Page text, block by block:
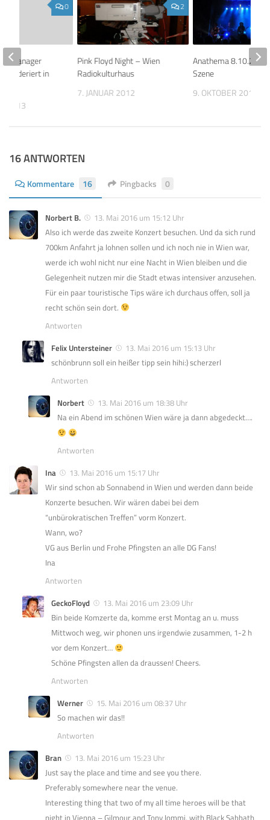
2
Pink Floyd Night – Wien
Radiokulturhaus
7. JANUAR 2012
Anathema 8.10.2012
Szene
9. OKTOBER 2012
0
Manager
moderiert in
2013
16 ANTWORTEN
Kommentare 16 Pingbacks 0
Norbert B.
13. Mai 2016 um 15:12 Uhr
Also ich werde das zweite Konzert besuchen. Und da sich rund
700km Anfahrt ja lohnen sollen und ich noch nie in Wien war,
werde ich wohl nicht nur eine Nacht in Wien bleiben und die
Gelegenheit nutzen mir die Stadt etwas intensiver anzusehen.
Für ein paar touristische Tips wäre ich durchaus offen, soll ja
recht schön sein dort.
Antworten
Felix Untersteiner
13. Mai 2016 um 15:13 Uhr
schönbrunn soll ein heißer tipp sein hihi:) scherzerl
Antworten
Norbert
13. Mai 2016 um 18:38 Uhr
Na ein Abend im schönen Wien wäre ja dann abgedeckt….
Antworten
Ina
13. Mai 2016 um 15:17 Uhr
Wir sind schon ab Sonnabend in Wien und werden dann beide
Konzerte besuchen. Wir wären dabei bei dem
“unbürokratischen Treffen” vorm Konzert.
Wann, wo?
VG aus Berlin und Frohe Pfingsten an alle DG Fans!
Ina
Antworten
GeckoFloyd
13. Mai 2016 um 23:09 Uhr
Bin beide Komzerte da, komme erst Montag an u. muss
Mittwoch weg, wir phonen uns irgendwie zusammen, 1-2 h
vor dem Konzert…
Schöne Pfingsten allen da draussen! Cheers.
Antworten
Werner
15. Mai 2016 um 08:37 Uhr
So machen wir das!!
Antworten
Bran
13. Mai 2016 um 15:23 Uhr
Just say the place and time and see you there.
Preferably somewhere near the venue.
Interesting thing that two of my all time heroes will be that